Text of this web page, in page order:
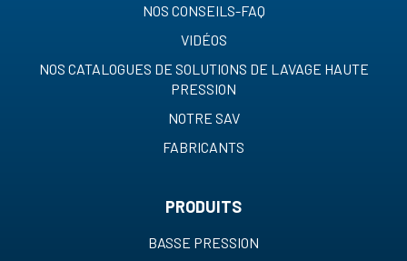
NOS CONSEILS-FAQ
VIDÉOS
NOS CATALOGUES DE SOLUTIONS DE LAVAGE HAUTE
PRESSION
NOTRE SAV
FABRICANTS
PRODUITS
BASSE PRESSION